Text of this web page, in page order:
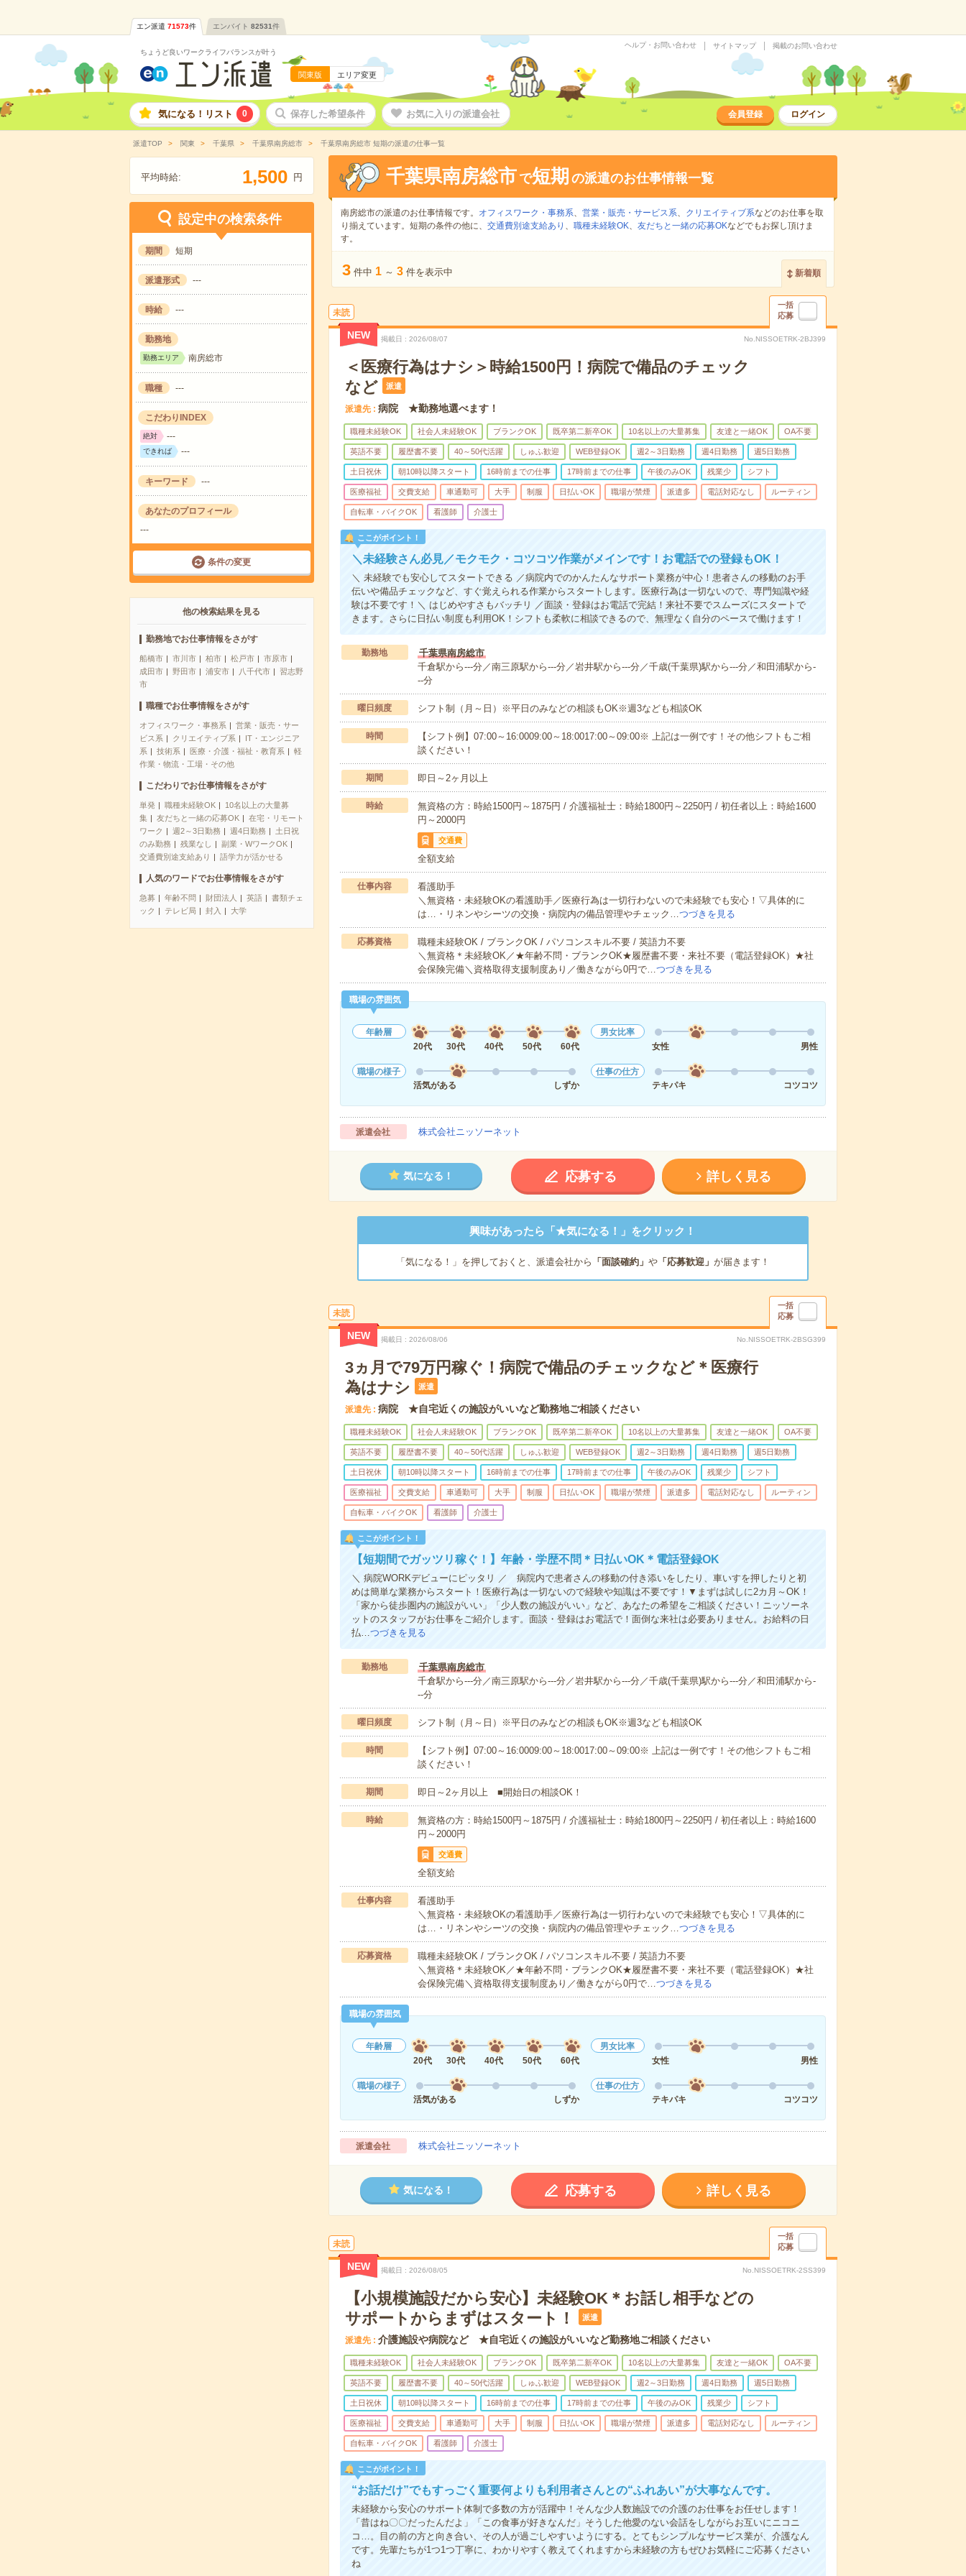
エン派遣 71573件 エンバイト 82531件
ちょうど良いワークライフバランスが叶う
関東版 エリア変更
ヘルプ・お問い合わせ サイトマップ 掲載のお問い合わせ
気になる！リスト 0 保存した希望条件 お気に入りの派遣会社 会員登録 ログイン
派遣TOP 関東 千葉県 千葉県南房総市 千葉県南房総市 短期の派遣の仕事一覧
平均時給: 1,500 円
設定中の検索条件
期間 短期
派遣形式 ---
時給 ---
勤務地
勤務エリア 南房総市
職種 ---
こだわりINDEX
絶対 ---
できれば ---
キーワード ---
あなたのプロフィール
---
条件の変更
他の検索結果を見る
勤務地でお仕事情報をさがす
船橋市 市川市 柏市 松戸市
市原市
成田市
野田市 浦安市 八千代市
習志野
市
職種でお仕事情報をさがす
オフィスワーク・事務系
営業・販売・サー
ビス系
クリエイティブ系
IT・エンジニア
系
技術系 医療・介護・福祉・教育系
軽
作業・物流・工場・その他
こだわりでお仕事情報をさがす
単発 職種未経験OK
10名以上の大量募
集
友だちと一緒の応募OK
在宅・リモート
ワーク
週2～3日勤務 週4日勤務
土日祝
のみ勤務
残業なし
副業・WワークOK
交通費別途支給あり
語学力が活かせる
人気のワードでお仕事情報をさがす
急募 年齢不問 財団法人 英語
書類チェ
ック
テレビ局 封入 大学
千葉県南房総市 で短期 の派遣のお仕事情報一覧
南房総市の派遣のお仕事情報です。 オフィスワーク・事務系、 営業・販売・サービス系、 クリエイティブ系などのお仕事を取
り揃えています。短期の条件の他に、 交通費別途支給あり 、 職種未経験OK、 友だちと一緒の応募OKなどでもお探し頂けま
す。
3 件中 1 ～ 3 件を表示中 新着順
未読
一括
応募
NEW 掲載日 2026/08/07 No.NISSOETRK-2BJ399
＜医療行為はナシ＞時給1500円！病院で備品のチェック
など
派遣
派遣先 病院 ★勤務地選べます！
職種未経験OK 社会人未経験OK ブランクOK 既卒第二新卒OK 10名以上の大量募集 友達と一緒OK OA不要
英語不要 履歴書不要 40～50代活躍 しゅふ歓迎 WEB登録OK 週2～3日勤務 週4日勤務 週5日勤務
土日祝休 朝10時以降スタート 16時前までの仕事 17時前までの仕事 午後のみOK 残業少 シフト
医療福祉 交費支給 車通勤可 大手 制服 日払いOK 職場が禁煙 派遣多 電話対応なし ルーティン
自転車・バイクOK 看護師 介護士
ここがポイント！
＼未経験さん必見／モクモク・コツコツ作業がメインです！お電話での登録もOK！
＼ 未経験でも安心してスタートできる ／病院内でのかんたんなサポート業務が中心！患者さんの移動のお手
伝いや備品チェックなど、すぐ覚えられる作業からスタートします。医療行為は一切ないので、専門知識や経
験は不要です！＼ はじめやすさもバッチリ ／面談・登録はお電話で完結！来社不要でスムーズにスタートで
きます。さらに日払い制度も利用OK！シフトも柔軟に相談できるので、無理なく自分のペースで働けます！
勤務地
千葉県南房総市
千倉駅から---分／南三原駅から---分／岩井駅から---分／千歳(千葉県)駅から---分／和田浦駅から-
--分
曜日頻度 シフト制（月～日）※平日のみなどの相談もOK※週3なども相談OK
時間
【シフト例】07:00～16:0009:00～18:0017:00～09:00※ 上記は一例です！その他シフトもご相
談ください！
期間 即日～2ヶ月以上
時給
無資格の方：時給1500円～1875円 / 介護福祉士：時給1800円～2250円 / 初任者以上：時給1600
円～2000円
交通費
全額支給
仕事内容
看護助手
＼無資格・未経験OKの看護助手／医療行為は一切行わないので未経験でも安心！▽具体的に
は…・リネンやシーツの交換・病院内の備品管理やチェック…つづきを見る
応募資格
職種未経験OK / ブランクOK / パソコンスキル不要 / 英語力不要
＼無資格＊未経験OK／★年齢不問・ブランクOK★履歴書不要・来社不要（電話登録OK）★社
会保険完備＼資格取得支援制度あり／働きながら0円で…つづきを見る
職場の雰囲気
年齢層
20代
30代 40代 50代 60代
男女比率
女性
男性
職場の様子
活気がある
しずか
仕事の仕方
テキパキ
コツコツ
派遣会社 株式会社ニッソーネット
気になる！ 応募する 詳しく見る
興味があったら「★気になる！」をクリック！
「気になる！」を押しておくと、派遣会社から 「面談確約」 や「応募歓迎」 が届きます！
未読
一括
応募
NEW 掲載日 2026/08/06 No.NISSOETRK-2BSG399
3ヵ月で79万円稼ぐ！病院で備品のチェックなど＊医療行
為はナシ
派遣
派遣先 病院 ★自宅近くの施設がいいなど勤務地ご相談ください
職種未経験OK 社会人未経験OK ブランクOK 既卒第二新卒OK 10名以上の大量募集 友達と一緒OK OA不要
英語不要 履歴書不要 40～50代活躍 しゅふ歓迎 WEB登録OK 週2～3日勤務 週4日勤務 週5日勤務
土日祝休 朝10時以降スタート 16時前までの仕事 17時前までの仕事 午後のみOK 残業少 シフト
医療福祉 交費支給 車通勤可 大手 制服 日払いOK 職場が禁煙 派遣多 電話対応なし ルーティン
自転車・バイクOK 看護師 介護士
ここがポイント！
【短期間でガッツリ稼ぐ！】年齢・学歴不問＊日払いOK＊電話登録OK
＼ 病院WORKデビューにピッタリ ／ 病院内で患者さんの移動の付き添いをしたり、車いすを押したりと初
めは簡単な業務からスタート！医療行為は一切ないので経験や知識は不要です！▼まずは試しに2カ月～OK！
「家から徒歩圏内の施設がいい」「少人数の施設がいい」など、あなたの希望をご相談ください！ニッソーネ
ットのスタッフがお仕事をご紹介します。面談・登録はお電話で！面倒な来社は必要ありません。お給料の日
払…つづきを見る
勤務地
千葉県南房総市
千倉駅から---分／南三原駅から---分／岩井駅から---分／千歳(千葉県)駅から---分／和田浦駅から-
--分
曜日頻度 シフト制（月～日）※平日のみなどの相談もOK※週3なども相談OK
時間
【シフト例】07:00～16:0009:00～18:0017:00～09:00※ 上記は一例です！その他シフトもご相
談ください！
期間 即日～2ヶ月以上 ■開始日の相談OK！
時給
無資格の方：時給1500円～1875円 / 介護福祉士：時給1800円～2250円 / 初任者以上：時給1600
円～2000円
交通費
全額支給
仕事内容
看護助手
＼無資格・未経験OKの看護助手／医療行為は一切行わないので未経験でも安心！▽具体的に
は…・リネンやシーツの交換・病院内の備品管理やチェック…つづきを見る
応募資格
職種未経験OK / ブランクOK / パソコンスキル不要 / 英語力不要
＼無資格＊未経験OK／★年齢不問・ブランクOK★履歴書不要・来社不要（電話登録OK）★社
会保険完備＼資格取得支援制度あり／働きながら0円で…つづきを見る
職場の雰囲気
年齢層
20代
30代 40代 50代 60代
男女比率
女性
男性
職場の様子
活気がある
しずか
仕事の仕方
テキパキ
コツコツ
派遣会社 株式会社ニッソーネット
気になる！ 応募する 詳しく見る
未読
一括
応募
NEW 掲載日 2026/08/05 No.NISSOETRK-2SS399
【小規模施設だから安心】未経験OK＊お話し相手などの
サポートからまずはスタート！
派遣
派遣先 介護施設や病院など ★自宅近くの施設がいいなど勤務地ご相談ください
職種未経験OK 社会人未経験OK ブランクOK 既卒第二新卒OK 10名以上の大量募集 友達と一緒OK OA不要
英語不要 履歴書不要 40～50代活躍 しゅふ歓迎 WEB登録OK 週2～3日勤務 週4日勤務 週5日勤務
土日祝休 朝10時以降スタート 16時前までの仕事 17時前までの仕事 午後のみOK 残業少 シフト
医療福祉 交費支給 車通勤可 大手 制服 日払いOK 職場が禁煙 派遣多 電話対応なし ルーティン
自転車・バイクOK 看護師 介護士
ここがポイント！
“お話だけ”でもすっごく重要何よりも利用者さんとの“ふれあい”が大事なんです。
未経験から安心のサポート体制で多数の方が活躍中！そんな少人数施設での介護のお仕事をお任せします！
「昔はね〇〇だったんだよ」「この食事が好きなんだ」そうした他愛のない会話をしながらお互いにニコニ
コ…。目の前の方と向き合い、その人が過ごしやすいようにする。とてもシンプルなサービス業が、介護なん
です。先輩たちが1つ1つ丁寧に、わかりやすく教えてくれますから未経験の方もぜひお気軽にご応募ください
ね